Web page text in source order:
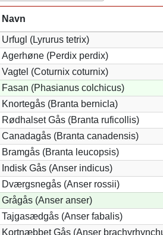
Navn
Urfugl (Lyrurus tetrix)
Agerhøne (Perdix perdix)
Vagtel (Coturnix coturnix)
Fasan (Phasianus colchicus)
Knortegås (Branta bernicla)
Rødhalset Gås (Branta ruficollis)
Canadagås (Branta canadensis)
Bramgås (Branta leucopsis)
Indisk Gås (Anser indicus)
Dværgsnegås (Anser rossii)
Grågås (Anser anser)
Tajgasædgås (Anser fabalis)
Kortnæbbet Gås (Anser